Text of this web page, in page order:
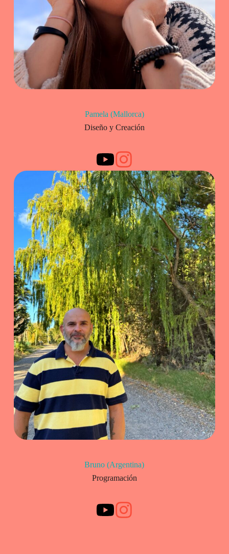
Pamela (Mallorca)
Diseño y Creación
Bruno (Argentina)
Programación